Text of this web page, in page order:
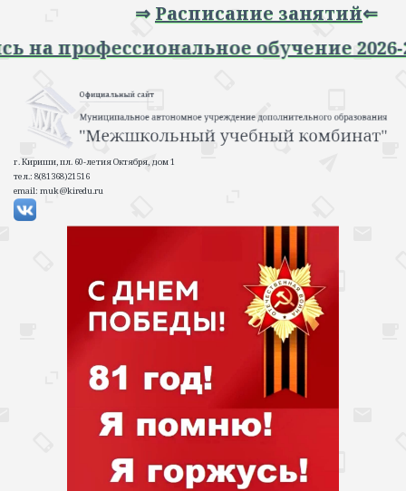
⇒Расписание занятий
на профессиональное обучение
г. Кириши, пл. 60-летия Октября, дом 1
тел.: 8(81368)21516
email: muk@kiredu.ru